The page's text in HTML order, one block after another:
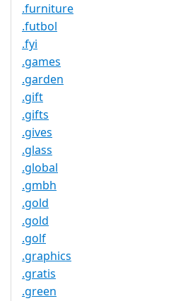
.furniture
.futbol
.fyi
.games
.garden
.gift
.gifts
.gives
.glass
.global
.gmbh
.gold
.gold
.golf
.graphics
.gratis
.green